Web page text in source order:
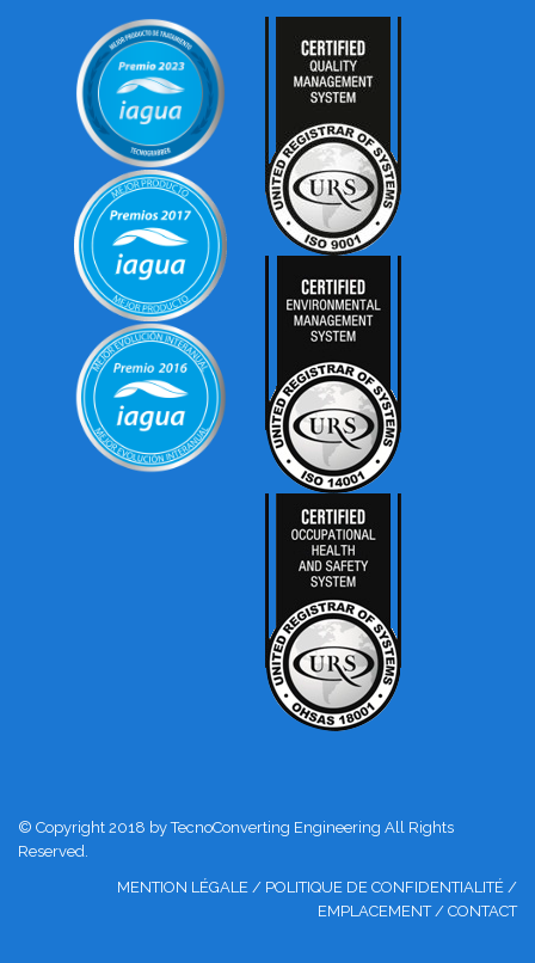
© Copyright 2018 by TecnoConverting Engineering All Rights
Reserved.
MENTION LÉGALE / POLITIQUE DE CONFIDENTIALITÉ /
EMPLACEMENT/ CONTACT